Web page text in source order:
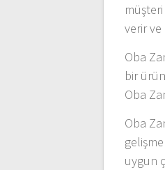
verir
Oba
bir
Oba
Oba
uygun